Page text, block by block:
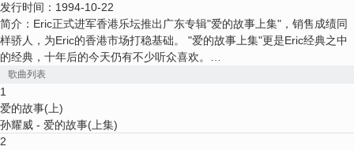
发行时间： 1994-10-22
简介：Eric正式进军香港乐坛推出广东专辑"爱的故事上集"，销售成绩同
样骄人，为Eric的香港市场打稳基础。 "爱的故事上集"更是Eric经典之中
的经典，十年后的今天仍有不少听众喜欢。
专辑曲目：
01.爱的故事(上集)
歌曲列表
1
爱的故事(上)
孙耀威 - 爱的故事(上集)
2